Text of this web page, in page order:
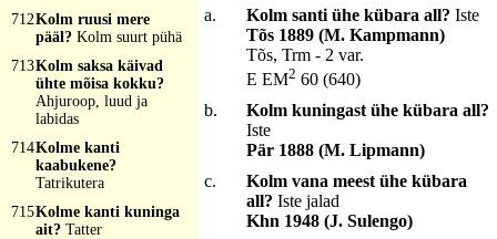
712Kolm ruusi mere
pääl? Kolm suurt pühä
713Kolm saksa käivad
ühte mõisa kokku?
Ahjuroop, luud ja
labidas
714Kolme kanti
kaabukene?
Tatrikutera
715Kolme kanti kuninga
ait? Tatter
a.
Kolm santi ühe kübara all?Iste
Tõs 1889 (M. Kampmann)
Tõs, Trm - 2 var.
E EM2 60 (640)
b.
Kolm kuningast ühe kübara all?
Iste
Pär 1888 (M. Lipmann)
c.
Kolm vana meest ühe kübara
all?Iste jalad
Khn 1948 (J. Sulengo)